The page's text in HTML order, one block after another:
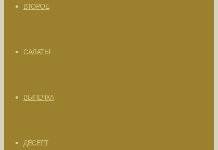
ВТОРОЕ
САЛАТЫ
ВЫПЕЧКА
ДЕСЕРТ